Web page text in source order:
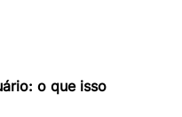
o que isso